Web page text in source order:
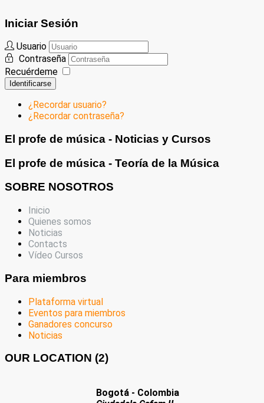
Iniciar Sesión
Usuario
Contraseña
Recuérdeme
Identificarse
¿Recordar usuario?
¿Recordar contraseña?
El profe de música - Noticias y Cursos
El profe de música - Teoría de la Música
SOBRE NOSOTROS
Inicio
Quienes somos
Noticias
Contacts
Vídeo Cursos
Para miembros
Plataforma virtual
Eventos para miembros
Ganadores concurso
Noticias
OUR LOCATION (2)
Bogotá - Colombia